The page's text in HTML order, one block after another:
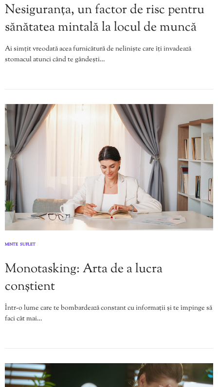
Nesiguranța, un factor de risc pentru
sănătatea mintală la locul de muncă
Ai simțit vreodată acea furnicătură de neliniște care îți invadează
stomacul atunci când te gândești…
MINTE SUFLET
Monotasking: Arta de a lucra
conștient
Într-o lume care te bombardează constant cu informații și te împinge să
faci cât mai…